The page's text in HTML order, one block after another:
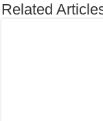
Related